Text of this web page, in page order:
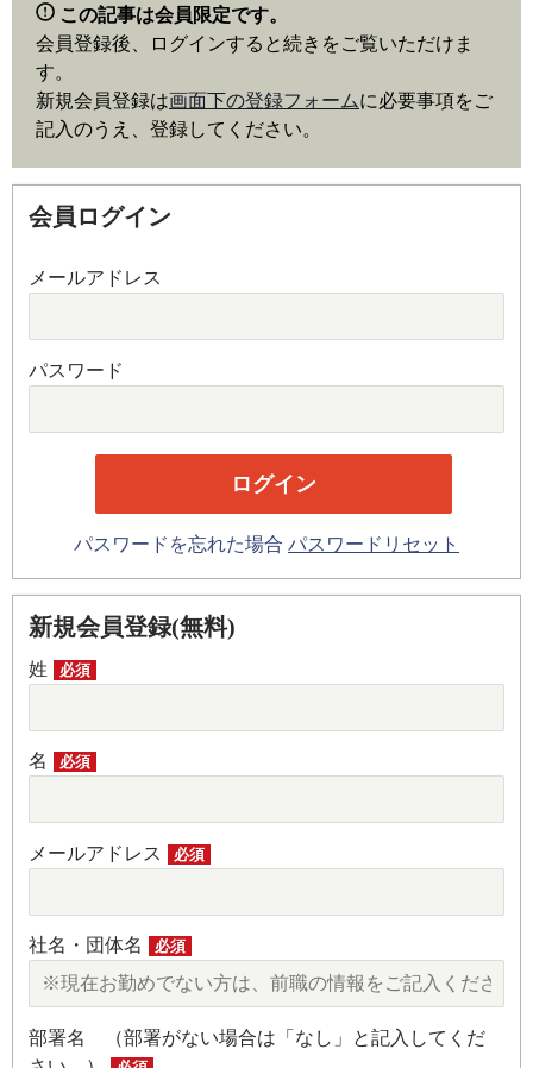
この記事は会員限定です。
会員登録後、ログインすると続きをご覧いただけま
す。
新規会員登録は画面下の登録フォームに必要事項をご
記入のうえ、登録してください。
会員ログイン
メールアドレス
パスワード
パスワードを忘れた場合 パスワードリセット
新規会員登録(無料)
姓 必須
名 必須
メールアドレス 必須
社名・団体名 必須
部署名 （部署がない場合は「なし」と記入してくだ